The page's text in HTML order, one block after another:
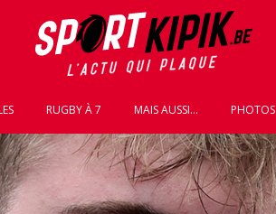
RUGBY À 7 MAIS AUSSI... PHOTOS